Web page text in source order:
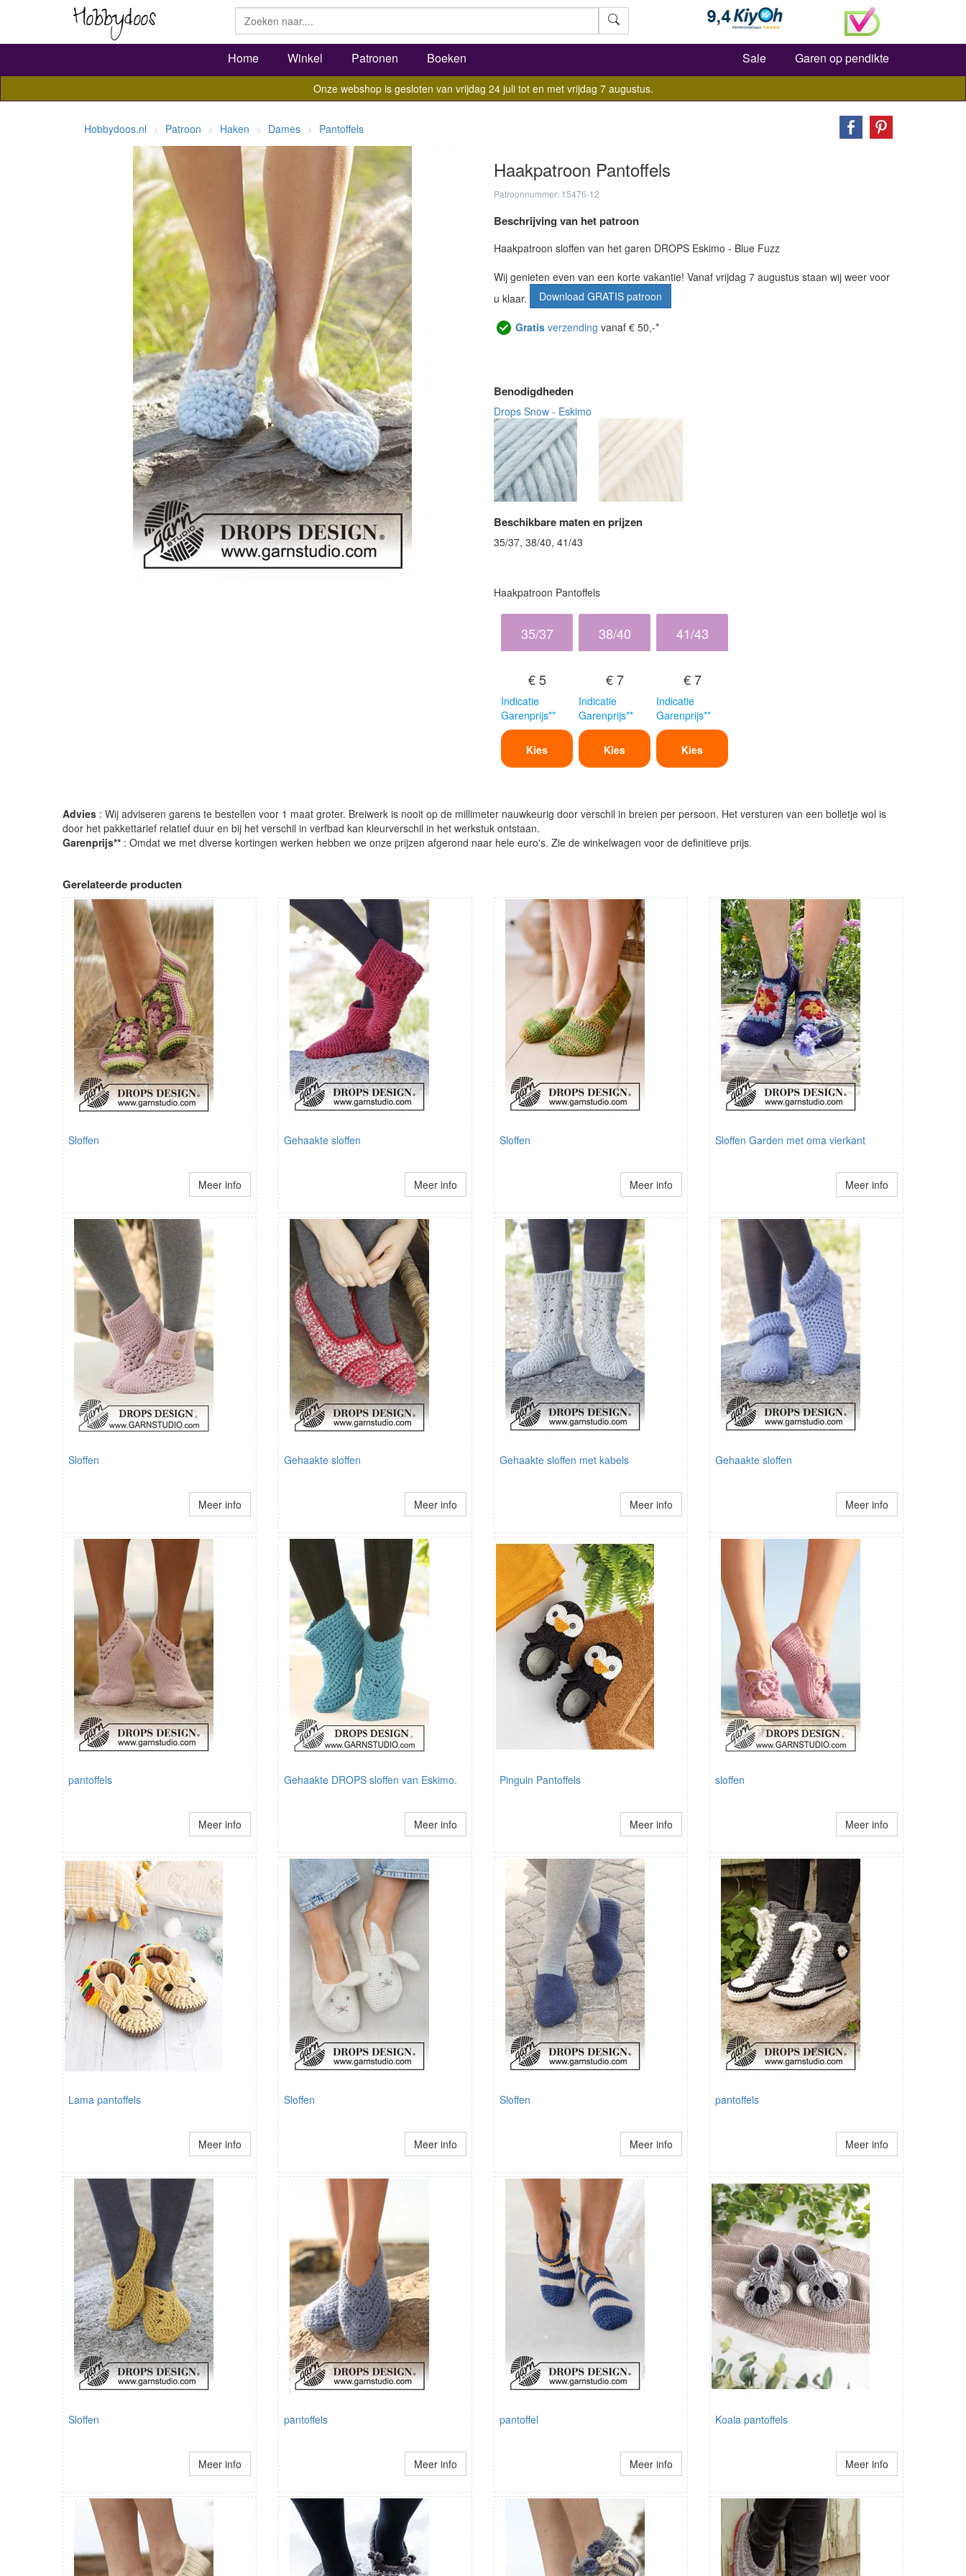
Zoeken
Home Winkel Patronen Boeken Sale Garen op pendikte
Onze webshop is gesloten van vrijdag 24 juli tot en met vrijdag 7 augustus.
Hobbydoos.nl Patroon Haken Dames Pantoffels
Haakpatroon Pantoffels
Patroonnummer: 15476-12
Beschrijving van het patroon
Haakpatroon sloffen van het garen DROPS Eskimo - Blue Fuzz
Wij genieten even van een korte vakantie! Vanaf vrijdag 7 augustus staan wij weer voor
u klaar.
Download GRATIS patroon
Gratis verzending vanaf € 50,-*
Benodigdheden
Drops Snow - Eskimo
Beschikbare maten en prijzen
35/37, 38/40, 41/43
Haakpatroon Pantoffels
35/37
€ 5
Indicatie
Garenprijs**
Kies
38/40
€ 7
Indicatie
Garenprijs**
Kies
41/43
€ 7
Indicatie
Garenprijs**
Kies
Advies : Wij adviseren garens te bestellen voor 1 maat groter. Breiwerk is nooit op de millimeter nauwkeurig door verschil in breien per persoon. Het versturen van een bolletje wol is
door het pakkettarief relatief duur en bij het verschil in verfbad kan kleurverschil in het werkstuk ontstaan.
Garenprijs** : Omdat we met diverse kortingen werken hebben we onze prijzen afgerond naar hele euro's. Zie de winkelwagen voor de definitieve prijs.
Gerelateerde producten
Sloffen
Meer info
Gehaakte sloffen
Meer info
Sloffen
Meer info
Sloffen Garden met oma vierkant
Meer info
Sloffen
Meer info
Gehaakte sloffen
Meer info
Gehaakte sloffen met kabels
Meer info
Gehaakte sloffen
Meer info
pantoffels
Meer info
Gehaakte DROPS sloffen van Eskimo.
Meer info
Pinguin Pantoffels
Meer info
sloffen
Meer info
Lama pantoffels
Meer info
Sloffen
Meer info
Sloffen
Meer info
pantoffels
Meer info
Sloffen
Meer info
pantoffels
Meer info
pantoffel
Meer info
Koala pantoffels
Meer info